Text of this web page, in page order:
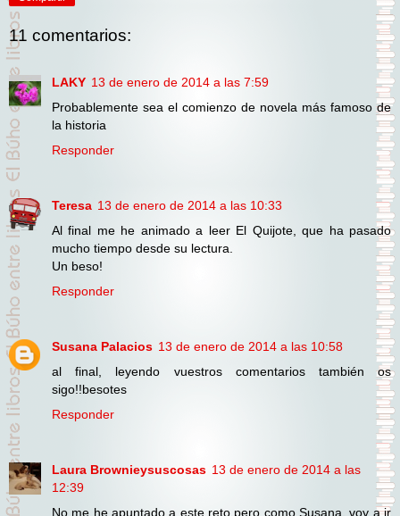
11 comentarios:
LAKY 13 de enero de 2014 a las 7:59
Probablemente sea el comienzo de novela más famoso de
la historia
Responder
Teresa 13 de enero de 2014 a las 10:33
Al final me he animado a leer El Quijote, que ha pasado
mucho tiempo desde su lectura.
Un beso!
Responder
Susana Palacios 13 de enero de 2014 a las 10:58
al final, leyendo vuestros comentarios también os
sigo!!besotes
Responder
Laura Brownieysuscosas 13 de enero de 2014 a las
12:39
No me he apuntado a este reto,pero como Susana, voy a ir